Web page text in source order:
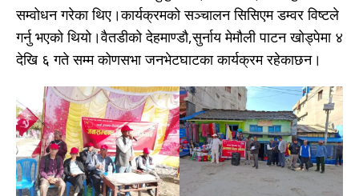
सम्वोधन गरेका थिए।कार्यक्रमको सञ्चालन सिसिएम डम्वर विष्टले
गर्नु भएको थियो।वैतडीको देहमाण्डौ,सुर्नाय मेमौली पाटन खोड्पेमा ४
देखि ६ गते सम्म कोणसभा जनभेटघाटका कार्यक्रम रहेकाछन।